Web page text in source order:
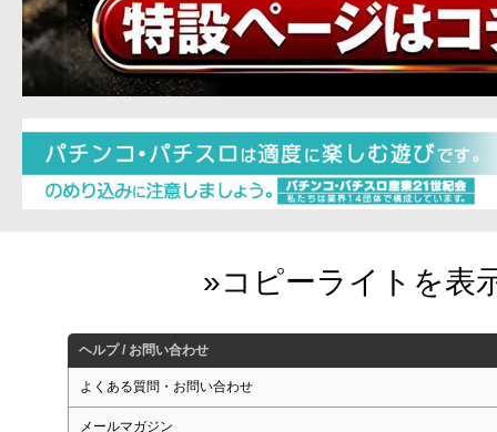
ヘルプ / お問い合わせ
よくある質問・お問い合わせ
メールマガジン